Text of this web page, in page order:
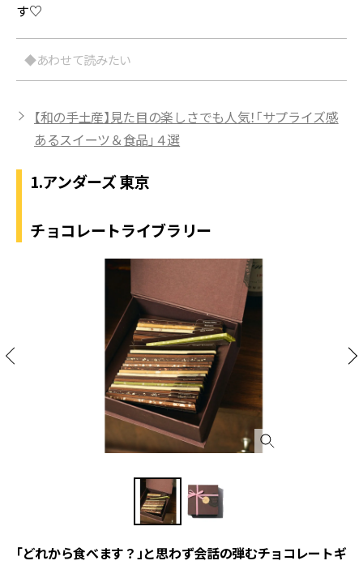
す♡
◆あわせて読みたい
【和の手土産】見た目の楽しさでも人気！「サプライズ感
あるスイーツ＆食品」４選
1.アンダーズ 東京
チョコレートライブラリー
「どれから食べます？」と思わず会話の弾むチョコレートギ